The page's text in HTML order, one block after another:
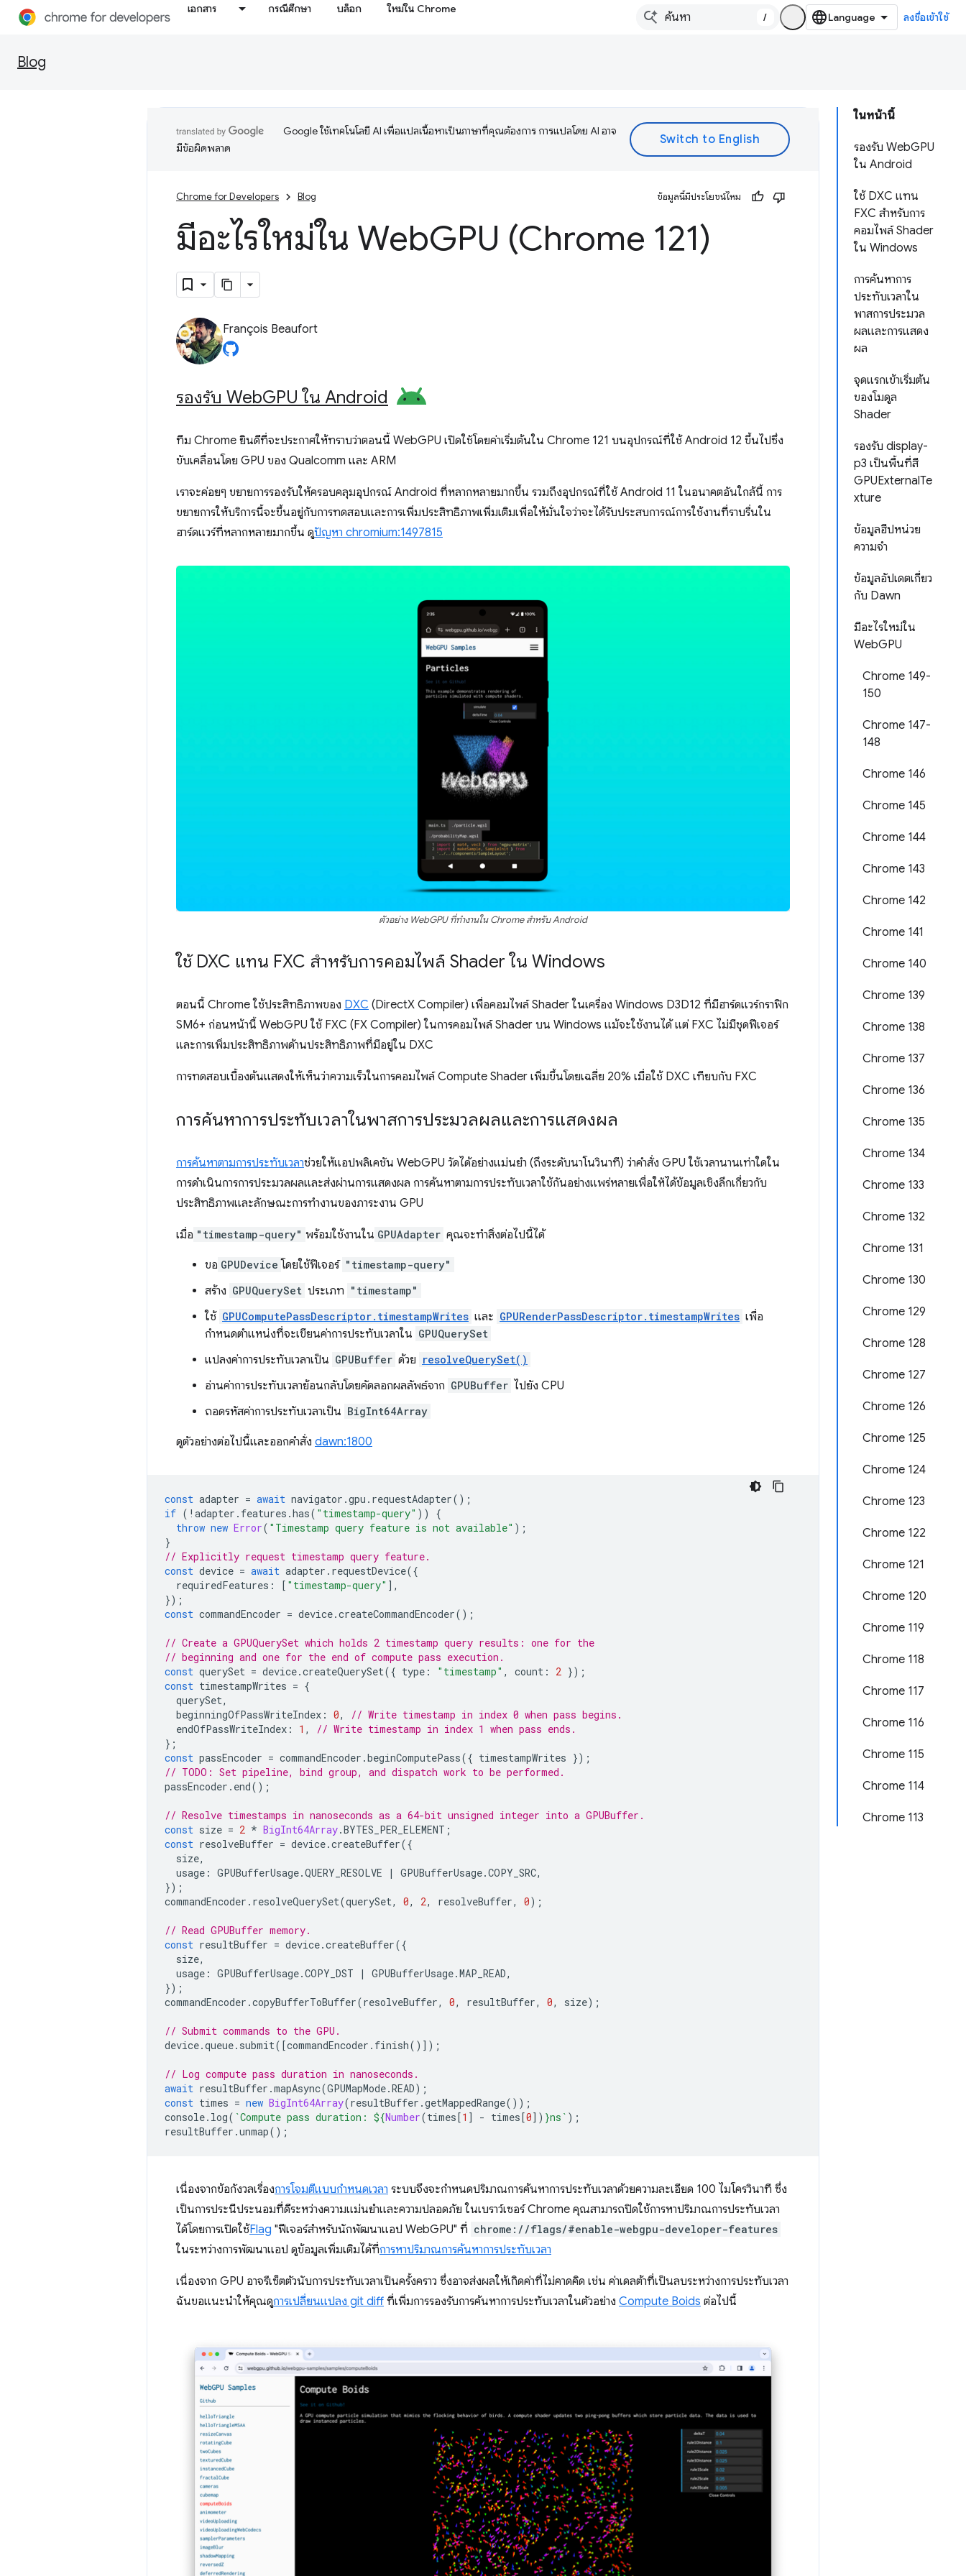
เอกสาร กรณีศึกษา บล็อก ใหม่ใน Chrome
/ ลงชื่อเข้าใช้
Blog
ในหน้านี้
รองรับ WebGPU
ใน Android
ใช้ DXC แทน
FXC สำหรับการ
คอมไพล์ Shader
ใน Windows
การค้นหาการ
ประทับเวลาใน
พาสการประมวล
ผลและการแสดง
ผล
จุดแรกเข้าเริ่มต้น
ของโมดูล
Shader
รองรับ display-
p3 เป็นพื้นที่สี
GPUExternalTe
xture
ข้อมูลฮีปหน่วย
ความจำ
ข้อมูลอัปเดตเกี่ยว
กับ Dawn
มีอะไรใหม่ใน
WebGPU
Chrome 149-
150
Chrome 147-
148
Chrome 146
Chrome 145
Chrome 144
Chrome 143
Chrome 142
Chrome 141
Chrome 140
Chrome 139
Chrome 138
Chrome 137
Chrome 136
Chrome 135
Chrome 134
Chrome 133
Chrome 132
Chrome 131
Chrome 130
Chrome 129
Chrome 128
Chrome 127
Chrome 126
Chrome 125
Chrome 124
Chrome 123
Chrome 122
Chrome 121
Chrome 120
Chrome 119
Chrome 118
Chrome 117
Chrome 116
Chrome 115
Chrome 114
Chrome 113
Google ใช้เทคโนโลยี AI เพื่อแปลเนื้อหาเป็นภาษาที่คุณต้องการ การแปลโดย AI อาจ
มีข้อผิดพลาด
Chrome for Developers Blog ข้อมูลนี้มีประโยชน์ไหม
มีอะไรใหม่ใน WebGPU (Chrome 121)
François Beaufort
รองรับ WebGPU ใน Android
ทีม Chrome ยินดีที่จะประกาศให้ทราบว่าตอนนี้ WebGPU เปิดใช้โดยค่าเริ่มต้นใน Chrome 121 บนอุปกรณ์ที่ใช้ Android 12 ขึ้นไปซึ่ง
ขับเคลื่อนโดย GPU ของ Qualcomm และ ARM
เราจะค่อยๆ ขยายการรองรับให้ครอบคลุมอุปกรณ์ Android ที่หลากหลายมากขึ้น รวมถึงอุปกรณ์ที่ใช้ Android 11 ในอนาคตอันใกล้นี้ การ
ขยายการให้บริการนี้จะขึ้นอยู่กับการทดสอบและการเพิ่มประสิทธิภาพเพิ่มเติมเพื่อให้มั่นใจว่าจะได้รับประสบการณ์การใช้งานที่ราบรื่นใน
ฮาร์ดแวร์ที่หลากหลายมากขึ้น ดูปัญหา chromium:1497815
ตัวอย่าง WebGPU ที่ทำงานใน Chrome สำหรับ Android
ใช้ DXC แทน FXC สำหรับการคอมไพล์ Shader ใน Windows
ตอนนี้ Chrome ใช้ประสิทธิภาพของ DXC (DirectX Compiler) เพื่อคอมไพล์ Shader ในเครื่อง Windows D3D12 ที่มีฮาร์ดแวร์กราฟิก
SM6+ ก่อนหน้านี้ WebGPU ใช้ FXC (FX Compiler) ในการคอมไพล์ Shader บน Windows แม้จะใช้งานได้ แต่ FXC ไม่มีชุดฟีเจอร์
และการเพิ่มประสิทธิภาพด้านประสิทธิภาพที่มีอยู่ใน DXC
การทดสอบเบื้องต้นแสดงให้เห็นว่าความเร็วในการคอมไพล์ Compute Shader เพิ่มขึ้นโดยเฉลี่ย 20% เมื่อใช้ DXC เทียบกับ FXC
การค้นหาการประทับเวลาในพาสการประมวลผลและการแสดงผล
การค้นหาตามการประทับเวลาช่วยให้แอปพลิเคชัน WebGPU วัดได้อย่างแม่นยำ (ถึงระดับนาโนวินาที) ว่าคำสั่ง GPU ใช้เวลานานเท่าใดใน
การดำเนินการการประมวลผลและส่งผ่านการแสดงผล การค้นหาตามการประทับเวลาใช้กันอย่างแพร่หลายเพื่อให้ได้ข้อมูลเชิงลึกเกี่ยวกับ
ประสิทธิภาพและลักษณะการทำงานของภาระงาน GPU
เมื่อ "timestamp-query" พร้อมใช้งานใน GPUAdapter คุณจะทำสิ่งต่อไปนี้ได้
ขอ GPUDevice โดยใช้ฟีเจอร์ "timestamp-query"
สร้าง GPUQuerySet ประเภท "timestamp"
ใช้ GPUComputePassDescriptor.timestampWrites และ GPURenderPassDescriptor.timestampWrites เพื่อ
กำหนดตำแหน่งที่จะเขียนค่าการประทับเวลาใน GPUQuerySet
แปลงค่าการประทับเวลาเป็น GPUBuffer ด้วย resolveQuerySet()
อ่านค่าการประทับเวลาย้อนกลับโดยคัดลอกผลลัพธ์จาก GPUBuffer ไปยัง CPU
ถอดรหัสค่าการประทับเวลาเป็น BigInt64Array
ดูตัวอย่างต่อไปนี้และออกคำสั่ง dawn:1800
const adapter = await navigator .gpu . requestAdapter();
if ( ! adapter . features .has( "timestamp-query" ))
{
throw new Error( "Timestamp query feature is not available" );
}
// Explicitly request timestamp query feature.
const device = await adapter . requestDevice({
requiredFeatures : [ "timestamp-query" ],
});
const commandEncoder = device.createCommandEncoder();
// Create a GPUQuerySet which holds 2 timestamp query results: one for the
// beginning and one for the end of compute pass execution.
const querySet = device.createQuerySet({ type : "timestamp" , count : 2 });
const timestampWrites = {
querySet,
beginningOfPassWriteIndex : 0,
// Write timestamp in index 0 when pass begins.
endOfPassWriteIndex : 1 ,
// Write timestamp in index 1 when pass ends.
};
const passEncoder = commandEncoder .beginComputePass({ timestampWrites });
// TODO: Set pipeline, bind group, and dispatch work to be performed.
passEncoder . end();
// Resolve timestamps in nanoseconds as a 64-bit unsigned integer into a GPUBuffer.
const size = 2 * BigInt64Array.BYTES_PER_ELEMENT ;
const resolveBuffer = device.createBuffer({
size,
usage : GPUBufferUsage.QUERY_RESOLVE | GPUBufferUsage.COPY_SRC,
});
commandEncoder . resolveQuerySet(querySet, 0, 2, resolveBuffer, 0);
// Read GPUBuffer memory.
const resultBuffer = device.createBuffer({
size,
usage : GPUBufferUsage.COPY_DST | GPUBufferUsage.MAP_READ,
});
commandEncoder .copyBufferToBuffer(resolveBuffer, 0, resultBuffer, 0, size);
// Submit commands to the GPU.
device.queue. submit([commandEncoder . finish()]);
// Log compute pass duration in nanoseconds.
await resultBuffer .mapAsync(GPUMapMode.READ);
const times = new BigInt64Array(resultBuffer .getMappedRange());
console. log( `Compute pass duration: ${Number(times[1 ] - times[0]) }ns` );
resultBuffer .unmap();
เนื่องจากข้อกังวลเรื่องการโจมตีแบบกำหนดเวลา ระบบจึงจะกำหนดปริมาณการค้นหาการประทับเวลาด้วยความละเอียด 100 ไมโครวินาที ซึ่ง
เป็นการประนีประนอมที่ดีระหว่างความแม่นยำและความปลอดภัย ในเบราว์เซอร์ Chrome คุณสามารถปิดใช้การหาปริมาณการประทับเวลา
ได้โดยการเปิดใช้Flag "ฟีเจอร์สำหรับนักพัฒนาแอป WebGPU" ที่ chrome://flags/#enable-webgpu-developer-features
ในระหว่างการพัฒนาแอป ดูข้อมูลเพิ่มเติมได้ที่การหาปริมาณการค้นหาการประทับเวลา
เนื่องจาก GPU อาจรีเซ็ตตัวนับการประทับเวลาเป็นครั้งคราว ซึ่งอาจส่งผลให้เกิดค่าที่ไม่คาดคิด เช่น ค่าเดลต้าที่เป็นลบระหว่างการประทับเวลา
ฉันขอแนะนำให้คุณดูการเปลี่ยนแปลง git diff ที่เพิ่มการรองรับการค้นหาการประทับเวลาในตัวอย่าง Compute Boids ต่อไปนี้